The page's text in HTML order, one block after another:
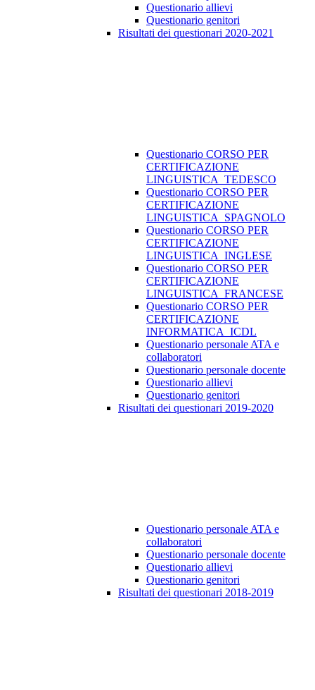
Questionario allievi
Questionario genitori
Risultati dei questionari 2020-2021
Questionario CORSO PER
CERTIFICAZIONE
LINGUISTICA_TEDESCO
Questionario CORSO PER
CERTIFICAZIONE
LINGUISTICA_SPAGNOLO
Questionario CORSO PER
CERTIFICAZIONE
LINGUISTICA_INGLESE
Questionario CORSO PER
CERTIFICAZIONE
LINGUISTICA_FRANCESE
Questionario CORSO PER
CERTIFICAZIONE
INFORMATICA_ICDL
Questionario personale ATA e
collaboratori
Questionario personale docente
Questionario allievi
Questionario genitori
Risultati dei questionari 2019-2020
Questionario personale ATA e
collaboratori
Questionario personale docente
Questionario allievi
Questionario genitori
Risultati dei questionari 2018-2019